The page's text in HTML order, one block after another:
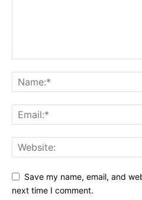
Save my name, email, and
next time I comment.